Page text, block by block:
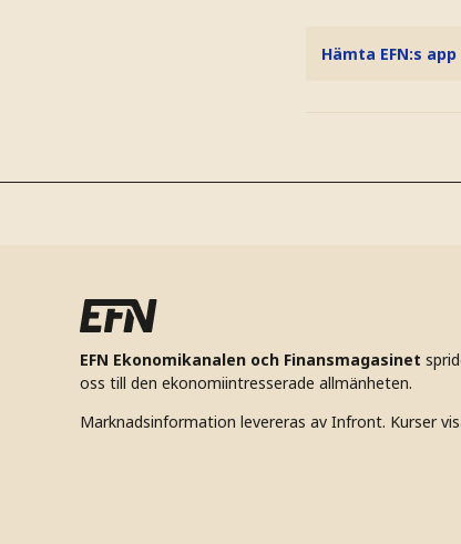
Hämta EFN:s
EFN Ekonomikanalen och Finansmagasinet
oss till den ekonomiintresserade allmänheten.
Marknadsinformation levereras av Infront. Kurser